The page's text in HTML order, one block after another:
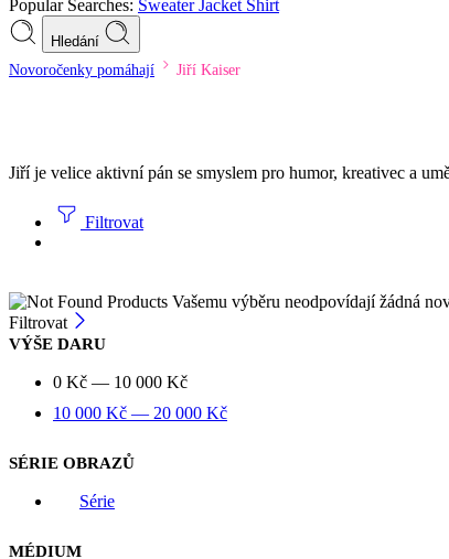
Popular Searches: SweaterJacket Shirt
Hledání
Novoročenky pomáhají Jiří Kaiser
Jiří je velice aktivní pán se smyslem pro humor, kreativec a
Filtrovat
Vašemu výběru neodpovídají žádná
Filtrovat
VÝŠE DARU
0 Kč — 10 000 Kč
10 000 Kč — 20 000 Kč
SÉRIE OBRAZŮ
Série
MÉDIUM